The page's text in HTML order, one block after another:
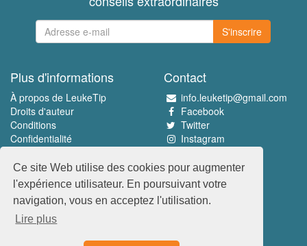
Ce site Web utilise des cookies pour augmenter
l'expérience utilisateur. En poursuivant votre
navigation, vous en acceptez l'utilisation.
Lire plus
S'inscrire
Plus d'informations
À propos de LeukeTip
Droits d'auteur
Conditions
Confidentialité
Contact
info.leuketip@gmail.com
Facebook
Twitter
Instagram
Découvrez le meilleur
www.leuketip.nl
www.leuketip.com
www.leuketip.de